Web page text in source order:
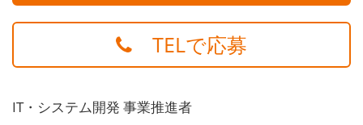
TELで応募
IT・システム開発 事業推進者